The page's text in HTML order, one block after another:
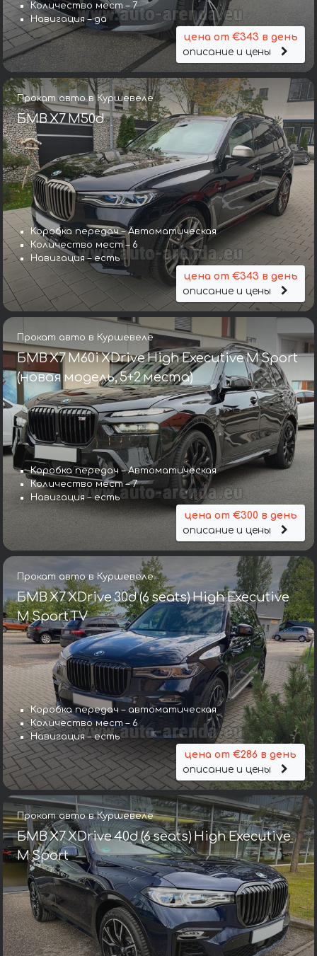
Количество мест – 7
Навигация – да
цена от €343 в день
описание и цены
Прокат авто в Куршевеле
БМВ X7 M50d
Коробка передач – Автоматическая
Количество мест – 6
Навигация – есть
цена от €343 в день
описание и цены
Прокат авто в Куршевеле
БМВ X7 M60i XDrive High Executive M Sport
(новая модель, 5+2 места)
Коробка передач – Автоматическая
Количество мест – 7
Навигация – есть
цена от €300 в день
описание и цены
Прокат авто в Куршевеле
БМВ X7 XDrive 30d (6 seats) High Executive
M Sport TV
Коробка передач – автоматическая
Количество мест – 6
Навигация – есть
цена от €286 в день
описание и цены
Прокат авто в Куршевеле
БМВ X7 XDrive 40d (6 seats) High Executive
M Sport